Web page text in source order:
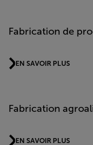
Fabrication de
EN SAVOIR PLUS
Fabrication
EN SAVOIR PLUS